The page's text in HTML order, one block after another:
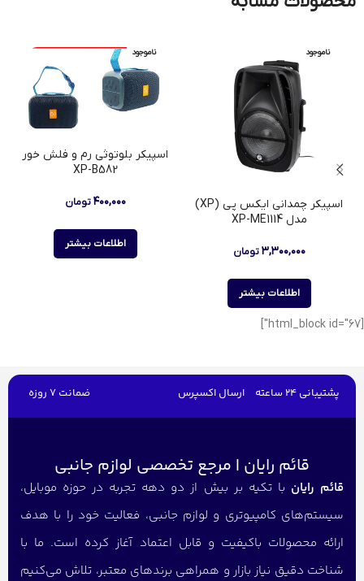
ناموجود
اسپیکر چمدانی ایکس پی (XP)
مدل XP-ME1114
۳,۳۰۰,۰۰۰ تومان
اطلاعات بیشتر
ناموجود
اسپیکر بلوتوثی رم و فلش خور
XP-B582
۴۰۰,۰۰۰ تومان
اطلاعات بیشتر
[html_block id="67"]
پشتیبانی 24 ساعته ارسال اکسپرس ضمانت 7 روزه
قائم رایان | مرجع تخصصی لوازم جانبی
قائم رایان با تکیه بر بیش از دو دهه تجربه در حوزه موبایل،
سیستم‌های کامپیوتری و لوازم جانبی، فعالیت خود را با هدف
ارائه محصولات باکیفیت و قابل اعتماد آغاز کرده است. ما با
شناخت دقیق نیاز بازار و همراهی برندهای معتبر، تلاش می‌کنیم